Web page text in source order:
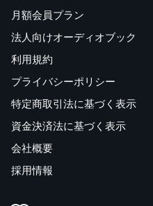
月額会員プラン
法人向けオーディオブック
利用規約
プライバシーポリシー
特定商取引法に基づく表示
資金決済法に基づく表示
会社概要
採用情報